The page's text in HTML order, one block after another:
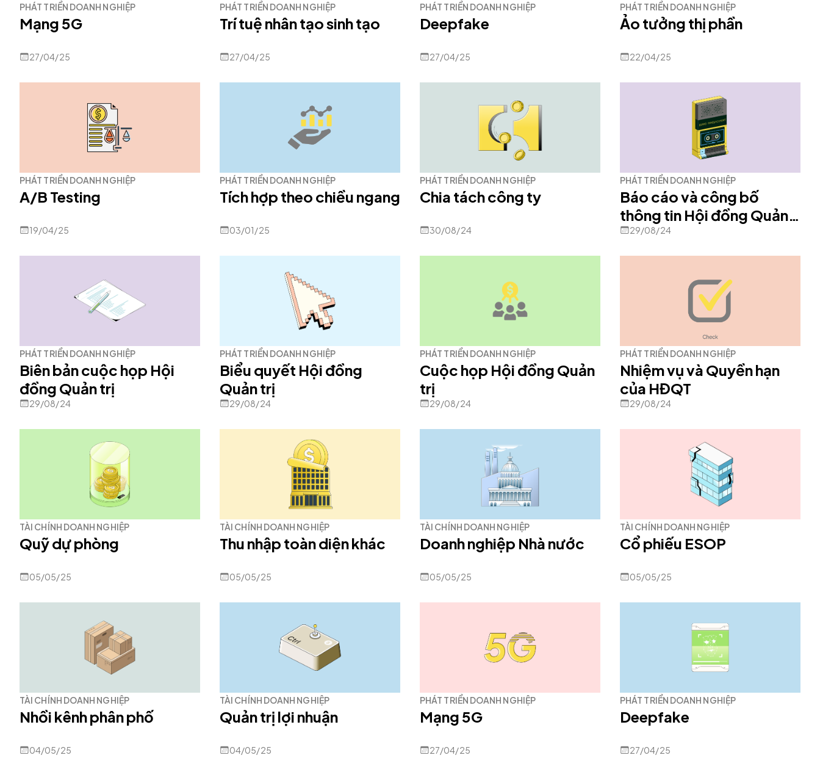
PHÁT TRIỂN DOANH NGHIỆP
Mạng 5G
27/04/25
PHÁT TRIỂN DOANH NGHIỆP
Trí tuệ nhân tạo sinh tạo
27/04/25
PHÁT TRIỂN DOANH NGHIỆP
Deepfake
27/04/25
PHÁT TRIỂN DOANH NGHIỆP
Ảo tưởng thị phần
22/04/25
PHÁT TRIỂN DOANH NGHIỆP
A/B Testing
19/04/25
PHÁT TRIỂN DOANH NGHIỆP
Tích hợp theo chiều ngang
03/01/25
PHÁT TRIỂN DOANH NGHIỆP
Chia tách công ty
30/08/24
PHÁT TRIỂN DOANH NGHIỆP
Báo cáo và công bố
thông tin Hội đồng Quản
trị29/08/24
PHÁT TRIỂN DOANH NGHIỆP
Biên bản cuộc họp Hội
đồng Quản trị
29/08/24
PHÁT TRIỂN DOANH NGHIỆP
Biểu quyết Hội đồng
Quản trị
29/08/24
PHÁT TRIỂN DOANH NGHIỆP
Cuộc họp Hội đồng Quản
trị
29/08/24
PHÁT TRIỂN DOANH NGHIỆP
Nhiệm vụ và Quyền hạn
của HĐQT
29/08/24
TÀI CHÍNH DOANH NGHIỆP
Quỹ dự phòng
05/05/25
TÀI CHÍNH DOANH NGHIỆP
Thu nhập toàn diện khác
05/05/25
TÀI CHÍNH DOANH NGHIỆP
Doanh nghiệp Nhà nước
05/05/25
TÀI CHÍNH DOANH NGHIỆP
Cổ phiếu ESOP
05/05/25
TÀI CHÍNH DOANH NGHIỆP
Nhồi kênh phân phố
04/05/25
TÀI CHÍNH DOANH NGHIỆP
Quản trị lợi nhuận
04/05/25
PHÁT TRIỂN DOANH NGHIỆP
Mạng 5G
27/04/25
PHÁT TRIỂN DOANH NGHIỆP
Deepfake
27/04/25